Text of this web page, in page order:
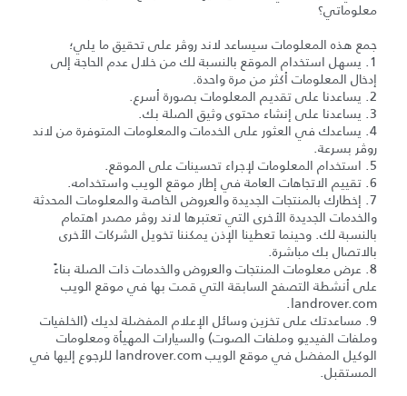
معلوماتي؟
جمع هذه المعلومات سيساعد لاند روڤر على تحقيق ما يلي؛
1. يسهل استخدام الموقع بالنسبة لك من خلال عدم الحاجة إلى
إدخال المعلومات أكثر من مرة واحدة.
2. يساعدنا على تقديم المعلومات بصورة أسرع.
3. يساعدنا على إنشاء محتوى وثيق الصلة بك.
4. يساعدك في العثور على الخدمات والمعلومات المتوفرة من لاند
روڤر بسرعة.
5. استخدام المعلومات لإجراء تحسينات على الموقع.
6. تقييم الاتجاهات العامة في إطار موقع الويب واستخدامه.
7. إخطارك بالمنتجات الجديدة والعروض الخاصة والمعلومات المحدثة
والخدمات الجديدة الأخرى التي تعتبرها لاند روڤر مصدر اهتمام
بالنسبة لك. وحينما تعطينا الإذن يمكننا تخويل الشركات الأخرى
بالاتصال بك مباشرة.
8. عرض معلومات المنتجات والعروض والخدمات ذات الصلة بناءً
على أنشطة التصفح السابقة التي قمت بها في موقع الويب
landrover.com.
9. مساعدتك على تخزين وسائل الإعلام المفضلة لديك (الخلفيات
وملفات الفيديو وملفات الصوت) والسيارات المهيأة ومعلومات
الوكيل المفضل في موقع الويب landrover.com للرجوع إليها في
المستقبل.